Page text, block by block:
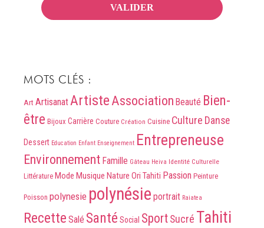
MOTS CLÉS :
Art ArtisanatArtisteAssociation Beauté Bien-
être Bijoux Carrière Couture Création Cuisine Culture Danse
Dessert Education Enfant Enseignement Entrepreneuse
Environnement Famille Gâteau Heiva Identité Culturelle
Littérature Mode Musique Nature Ori Tahiti Passion Peinture
Poisson polynesie polynésie portrait Raiatea
Recette Salé Santé Social SportSucré Tahiti